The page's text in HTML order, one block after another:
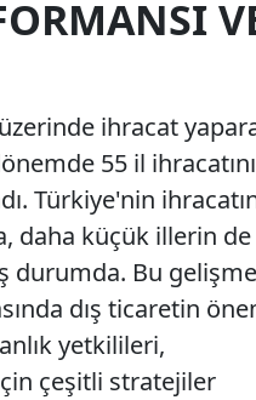
ihracat
55 il ihracatını
Türkiye'nin
daha küçük illerin de
durumda. Bu
dış ticaretin
yetkilileri,
çeşitli stratejiler